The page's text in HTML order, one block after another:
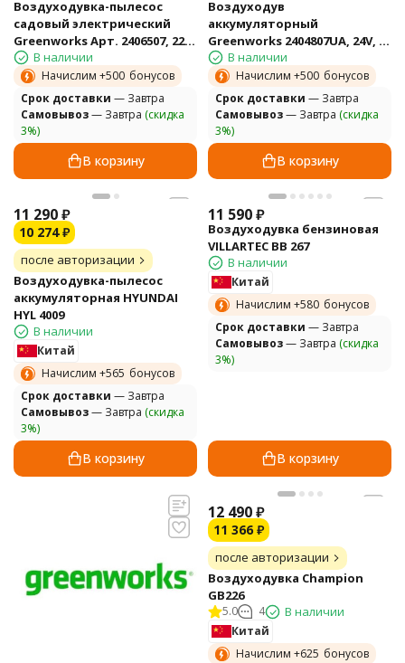
Воздуходувка-пылесос
садовый электрический
Greenworks Арт. 2406507, 220
В, 3000 Вт
В наличии
Начислим +500 бонусов
Cрок доставки — Завтра
Самовывоз— Завтра (скидка
3%)
В корзину
Воздуходув
аккумуляторный
Greenworks 2404807UA, 24V, с
АКБ 2 А*ч и ЗУ
В наличии
Начислим +500 бонусов
Cрок доставки — Завтра
Самовывоз— Завтра (скидка
3%)
В корзину
11 290₽
10 274 ₽
после авторизации
Воздуходувка-пылесос
аккумуляторная HYUNDAI
HYL 4009
В наличии
Китай
Начислим +565 бонусов
Cрок доставки — Завтра
Самовывоз— Завтра (скидка
3%)
В корзину
11 590₽
Воздуходувка бензиновая
VILLARTEC BB 267
В наличии
Китай
Начислим +580 бонусов
Cрок доставки — Завтра
Самовывоз— Завтра (скидка
3%)
В корзину
12 490₽
11 366 ₽
после авторизации
Воздуходувка Champion
GB226
5.0 4 В наличии
Китай
Начислим +625 бонусов